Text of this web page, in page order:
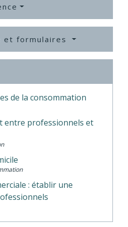
et formulaires
de la consommation
entre professionnels et
: établir une